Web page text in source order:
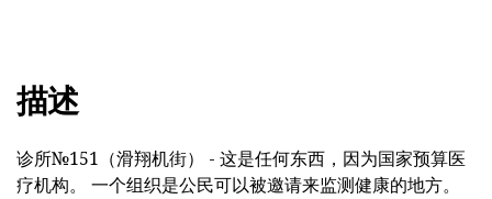
描述
诊所№151（滑翔机街） - 这是任何东西，因为国家预算医
疗机构。 一个组织是公民可以被邀请来监测健康的地方。